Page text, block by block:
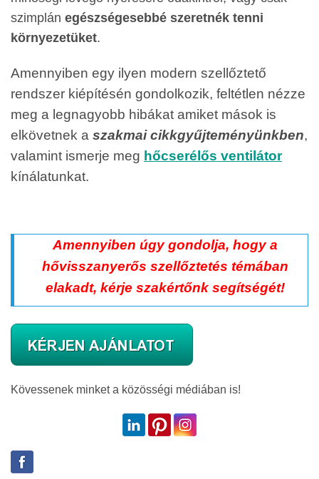
szimplán egészségesebbé szeretnék tenni
környezetüket.
Amennyiben egy ilyen modern szellőztető
rendszer kiépítésén gondolkozik, feltétlen nézze
meg a legnagyobb hibákat amiket mások is
elkövetnek a szakmai cikkgyűjteményünkben,
valamint ismerje meg hőcserélős ventilátor
kínálatunkat.
Amennyiben úgy gondolja, hogy a
hővisszanyerős szellőztetés témában
elakadt, kérje szakértőnk segítségét!
Kövessenek minket a közösségi médiában is!